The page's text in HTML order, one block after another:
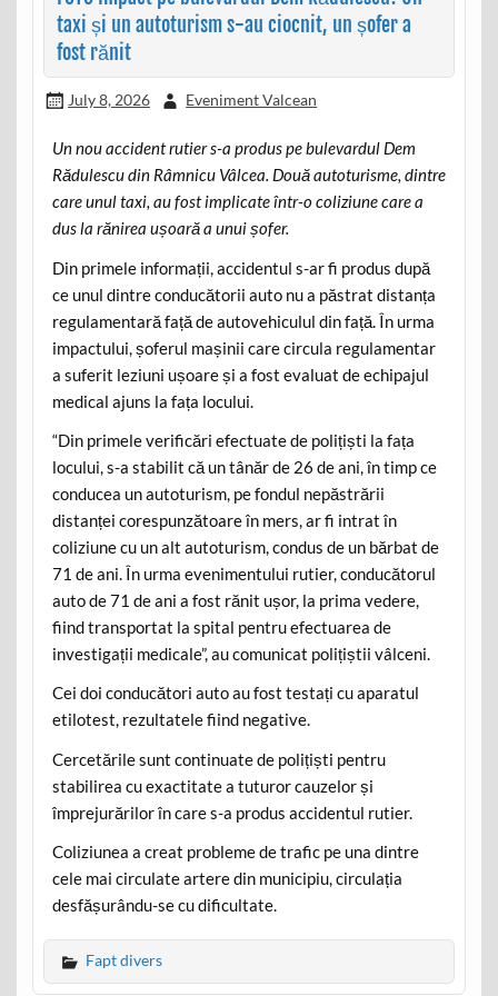
taxi și un autoturism s-au ciocnit, un șofer a
fost rănit
July 8, 2026 Eveniment Valcean
Un nou accident rutier s-a produs pe bulevardul Dem
Rădulescu din Râmnicu Vâlcea. Două autoturisme, dintre
care unul taxi, au fost implicate într-o coliziune care a
dus la rănirea ușoară a unui șofer.
Din primele informații, accidentul s-ar fi produs după
ce unul dintre conducătorii auto nu a păstrat distanța
regulamentară față de autovehiculul din față. În urma
impactului, șoferul mașinii care circula regulamentar
a suferit leziuni ușoare și a fost evaluat de echipajul
medical ajuns la fața locului.
“Din primele verificări efectuate de polițiști la fața
locului, s-a stabilit că un tânăr de 26 de ani, în timp ce
conducea un autoturism, pe fondul nepăstrării
distanței corespunzătoare în mers, ar fi intrat în
coliziune cu un alt autoturism, condus de un bărbat de
71 de ani. În urma evenimentului rutier, conducătorul
auto de 71 de ani a fost rănit ușor, la prima vedere,
fiind transportat la spital pentru efectuarea de
investigații medicale”, au comunicat polițiștii vâlceni.
Cei doi conducători auto au fost testați cu aparatul
etilotest, rezultatele fiind negative.
Cercetările sunt continuate de polițiști pentru
stabilirea cu exactitate a tuturor cauzelor și
împrejurărilor în care s-a produs accidentul rutier.
Coliziunea a creat probleme de trafic pe una dintre
cele mai circulate artere din municipiu, circulația
desfășurându-se cu dificultate.
Fapt divers